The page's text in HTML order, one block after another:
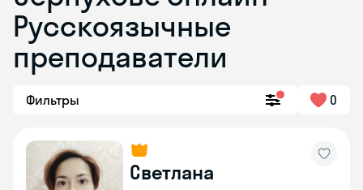
Русскоязычные
преподаватели
Фильтры 0
Светлана